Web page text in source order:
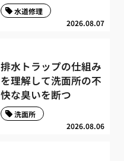
2026.08.07
水道修理
排水トラップの仕組み
を理解して洗面所の不
快な臭いを断つ
2026.08.06
洗面所